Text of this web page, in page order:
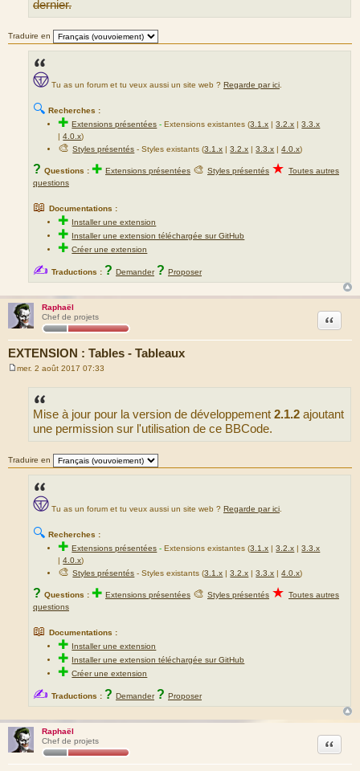
dernier.
Traduire en
Tu as un forum et tu veux aussi un site web ? Regarde par ici
🔍 Recherches :
✚Extensions présentées -Extensions existantes (3.1.x |3.2.x |3.3.x
|4.0.x)
🎨Styles présentés - Styles existants (3.1.x |3.2.x |3.3.x |4.0.x)
? Questions : ✚ Extensions présentées 🎨 Styles présentés ★ Toutes autres
questions
📖 Documentations :
✚ Installer une extension
✚ Installer une extension téléchargée sur GitHub
✚Créer une extension
✍ Traductions : ? Demander ? Proposer
Raphaël
Chef de projets
EXTENSION : Tables - Tableaux
Citation
mer. 2 août 2017 07:33
Mise à jour pour la version de développement 2.1.2 ajoutant
une permission sur l'utilisation de ce BBCode.
Traduire en
Tu as un forum et tu veux aussi un site web ? Regarde par ici
🔍 Recherches :
✚Extensions présentées -Extensions existantes (3.1.x |3.2.x |3.3.x
|4.0.x)
🎨Styles présentés - Styles existants (3.1.x |3.2.x |3.3.x |4.0.x)
? Questions : ✚ Extensions présentées 🎨 Styles présentés ★ Toutes autres
questions
📖 Documentations :
✚ Installer une extension
✚ Installer une extension téléchargée sur GitHub
✚Créer une extension
✍ Traductions : ? Demander ? Proposer
Raphaël
Chef de projets
Citation